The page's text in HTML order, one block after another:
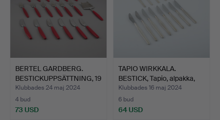
BERTEL GARDBERG.
BESTICKUPPSÄTTNING, 19
de…
Klubbades 24 maj 2024
4 bud
73 USD
TAPIO WIRKKALA.
BESTICK, Tapio, alpakka,
H…
Klubbades 16 maj 2024
6 bud
64 USD